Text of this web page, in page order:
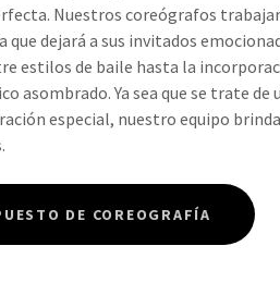
Nuestros coreógrafos
que dejará a sus invitados
estilos de baile hasta la
asombrado. Ya sea que se trate
especial, nuestro equipo
DE COREOGRAFÍA